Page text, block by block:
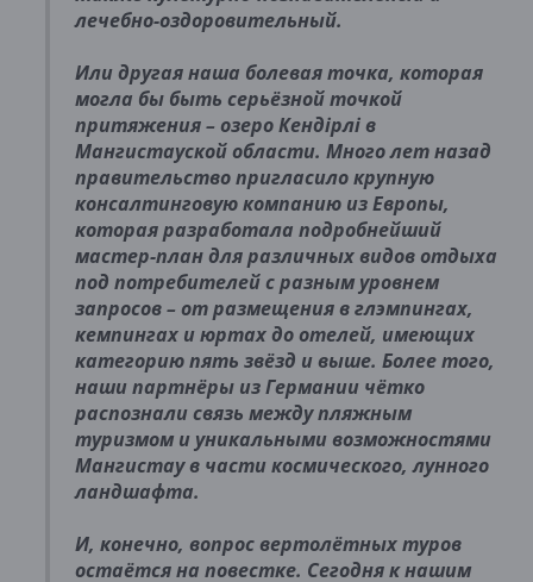
лечебно-оздоровительный.
Или другая наша болевая точка, которая
могла бы быть серьёзной точкой
притяжения – озеро Кендірлі в
Мангистауской области. Много лет назад
правительство пригласило крупную
консалтинговую компанию из Европы,
которая разработала подробнейший
мастер-план для различных видов отдыха
под потребителей с разным уровнем
запросов – от размещения в глэмпингах,
кемпингах и юртах до отелей, имеющих
категорию пять звёзд и выше. Более того,
наши партнёры из Германии чётко
распознали связь между пляжным
туризмом и уникальными возможностями
Мангистау в части космического, лунного
ландшафта.
И, конечно, вопрос вертолётных туров
остаётся на повестке. Сегодня к нашим